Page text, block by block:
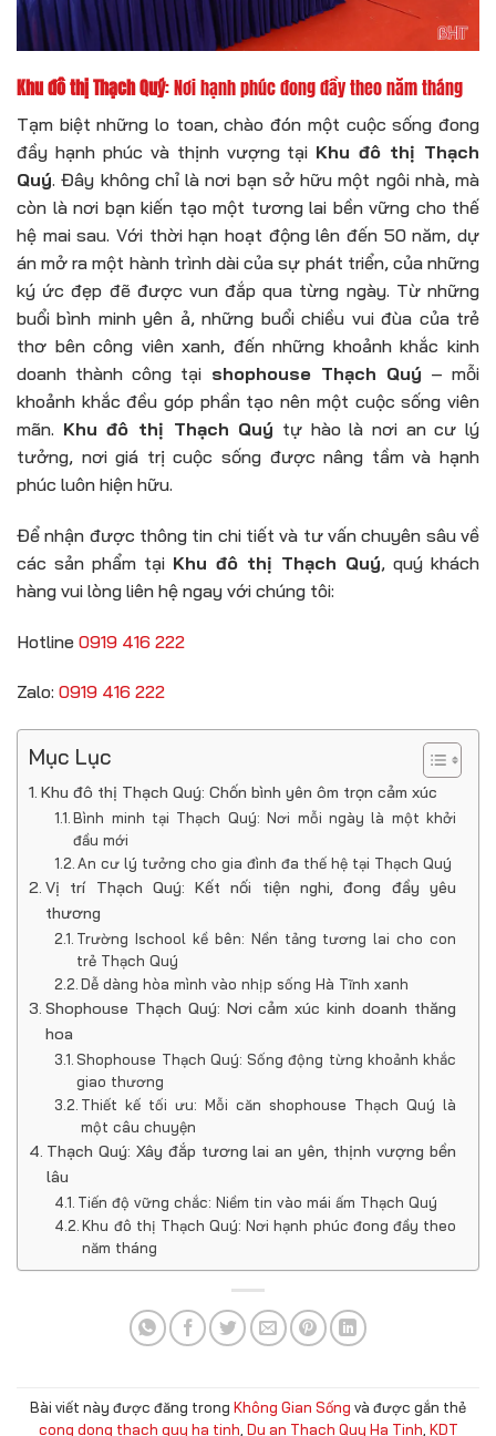
Khu đô thị Thạch Quý: Nơi hạnh phúc đong đầy theo năm tháng
Tạm biệt những lo toan, chào đón một cuộc sống đong
đầy hạnh phúc và thịnh vượng tại Khu đô thị Thạch
Quý. Đây không chỉ là nơi bạn sở hữu một ngôi nhà, mà
còn là nơi bạn kiến tạo một tương lai bền vững cho thế
hệ mai sau. Với thời hạn hoạt động lên đến 50 năm, dự
án mở ra một hành trình dài của sự phát triển, của những
ký ức đẹp đẽ được vun đắp qua từng ngày. Từ những
buổi bình minh yên ả, những buổi chiều vui đùa của trẻ
thơ bên công viên xanh, đến những khoảnh khắc kinh
doanh thành công tại shophouse Thạch Quý – mỗi
khoảnh khắc đều góp phần tạo nên một cuộc sống viên
mãn. Khu đô thị Thạch Quý tự hào là nơi an cư lý
tưởng, nơi giá trị cuộc sống được nâng tầm và hạnh
phúc luôn hiện hữu.
Để nhận được thông tin chi tiết và tư vấn chuyên sâu về
các sản phẩm tại Khu đô thị Thạch Quý, quý khách
hàng vui lòng liên hệ ngay với chúng tôi:
Hotline 0919 416 222
Zalo: 0919 416 222
Mục Lục
Khu đô thị Thạch Quý: Chốn bình yên ôm trọn cảm xúc
Bình minh tại Thạch Quý: Nơi mỗi ngày là một khởi
đầu mới
An cư lý tưởng cho gia đình đa thế hệ tại Thạch Quý
Vị trí Thạch Quý: Kết nối tiện nghi, đong đầy yêu
thương
Trường Ischool kề bên: Nền tảng tương lai cho con
trẻ Thạch Quý
Dễ dàng hòa mình vào nhịp sống Hà Tĩnh xanh
Shophouse Thạch Quý: Nơi cảm xúc kinh doanh thăng
hoa
Shophouse Thạch Quý: Sống động từng khoảnh khắc
giao thương
Thiết kế tối ưu: Mỗi căn shophouse Thạch Quý là
một câu chuyện
Thạch Quý: Xây đắp tương lai an yên, thịnh vượng bền
lâu
Tiến độ vững chắc: Niềm tin vào mái ấm Thạch Quý
Khu đô thị Thạch Quý: Nơi hạnh phúc đong đầy theo
năm tháng
Bài viết này được đăng trong Không Gian Sống và được gắn thẻ
cong dong thach quy ha tinh Du an Thach Quy Ha Tinh KDT